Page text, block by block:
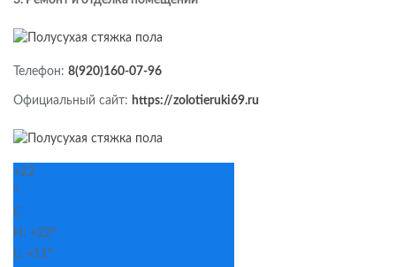
Телефон: 8(920)160-07-96
Официальный сайт: https://zolotieruki69.ru
+22
°
C
H: +22°
L: +11°